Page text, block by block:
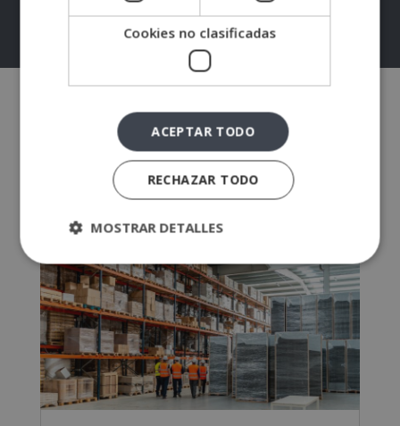
Blog Escuela Select
Cookies no clasificadas
ACEPTAR TODO
RECHAZAR TODO
MOSTRAR DETALLES